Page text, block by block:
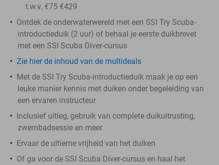
t.w.v. €75 €429
Ontdek de onderwaterwereld met een SSI Try Scuba-
introductieduik (2 uur) of behaal je eerste duikbrevet
met een SSI Scuba Diver-cursus
Zie hier de inhoud van de multideals
Met de SSI Try Scuba-introductieduik maak je op een
leuke manier kennis met duiken onder begeleiding van
een ervaren instructeur
Inclusief uitleg, gebruik van complete duikuitrusting,
zwembadsessie en meer
Ervaar de ultieme vrijheid van het duiken
Of ga voor de SSI Scuba Diver-cursus en haal het